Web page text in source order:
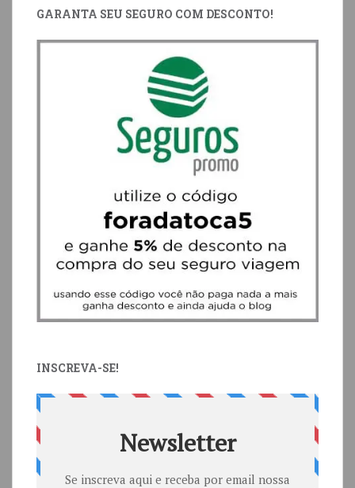
GARANTA SEU SEGURO COM DESCONTO!
INSCREVA-SE!